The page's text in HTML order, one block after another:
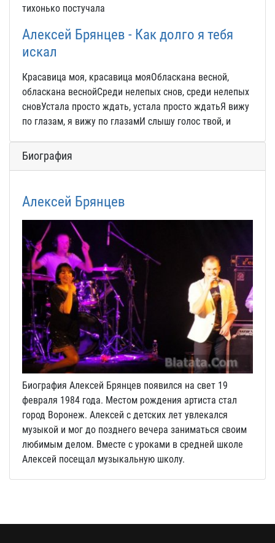
тихонько постучала
Алексей Брянцев - Как долго я тебя
искал
Красавица моя, красавица мояОбласкана весной,
обласкана веснойСреди нелепых снов, среди нелепых
сновУстала просто ждать, устала просто ждатьЯ вижу
по глазам, я вижу по глазамИ слышу голос твой, и
Биография
Алексей Брянцев
Биография Алексей Брянцев появился на свет 19
февраля 1984 года. Местом рождения артиста стал
город Воронеж. Алексей с детских лет увлекался
музыкой и мог до позднего вечера заниматься своим
любимым делом. Вместе с уроками в средней школе
Алексей посещал музыкальную школу.